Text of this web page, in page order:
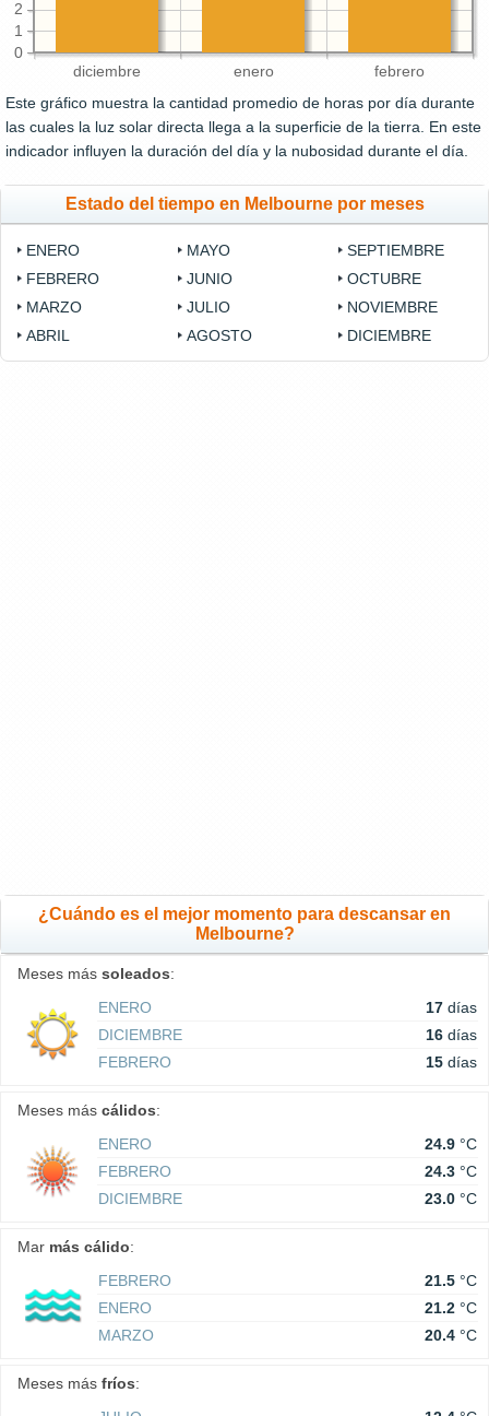
diciembre enero febrero
0
1
2
Este gráfico muestra la cantidad promedio de horas por día durante
las cuales la luz solar directa llega a la superficie de la tierra. En este
indicador influyen la duración del día y la nubosidad durante el día.
Estado del tiempo en Melbourne por meses
ENERO
FEBRERO
MARZO
ABRIL
MAYO
JUNIO
JULIO
AGOSTO
SEPTIEMBRE
OCTUBRE
NOVIEMBRE
DICIEMBRE
¿Cuándo es el mejor momento para descansar en
Melbourne?
Meses más soleados:
ENERO
17 días
DICIEMBRE
16 días
FEBRERO
15 días
Meses más cálidos:
ENERO
24.9 °C
FEBRERO
24.3 °C
DICIEMBRE
23.0 °C
Mar más cálido:
FEBRERO
21.5 °C
ENERO
21.2 °C
MARZO
20.4 °C
Meses más fríos: